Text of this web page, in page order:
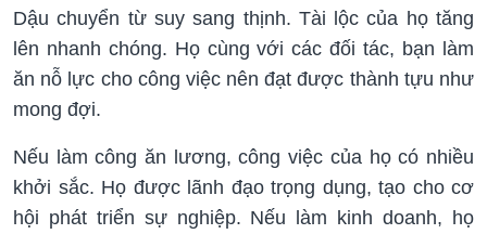
Dậu chuyển từ suy sang thịnh. Tài lộc của họ tăng
lên nhanh chóng. Họ cùng với các đối tác, bạn làm
ăn nỗ lực cho công việc nên đạt được thành tựu như
mong đợi.
Nếu làm công ăn lương, công việc của họ có nhiều
khởi sắc. Họ được lãnh đạo trọng dụng, tạo cho cơ
hội phát triển sự nghiệp. Nếu làm kinh doanh, họ